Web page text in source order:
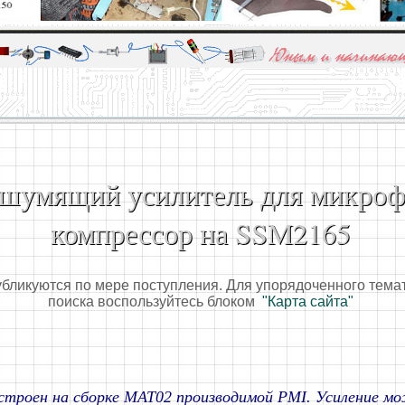
для юных и начинающих радиолюбителей - Popular science
и опыт профессионалов - Basics of electricity,
усилитель для
компрессор на SSM2165
по мере поступления. Для упорядоченного
поиска воспользуйтесь блоком "Карта сайта"
на сборке MAT02 производимой PMI. Усиление